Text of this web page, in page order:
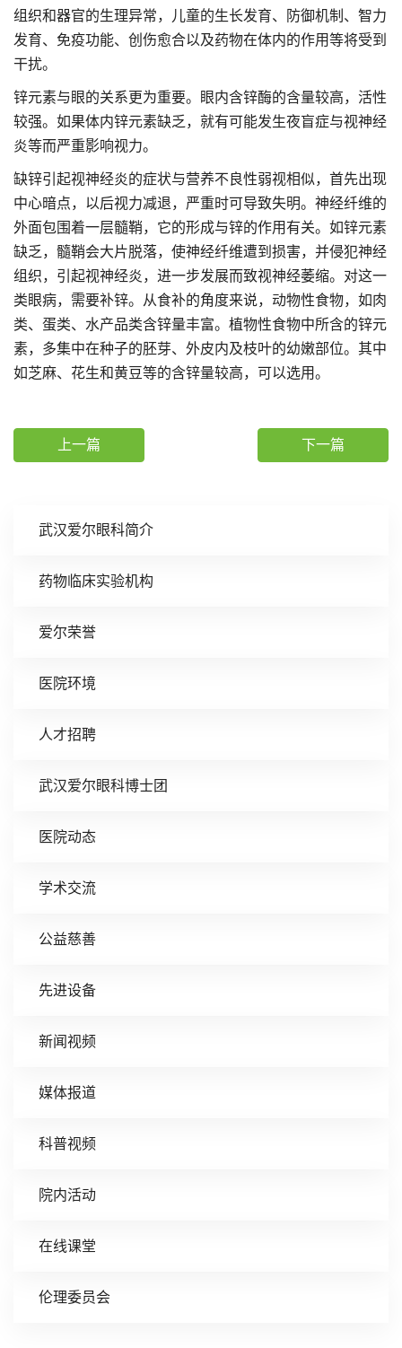
武汉爱尔眼科简介
药物临床实验机构
爱尔荣誉
医院环境
人才招聘
武汉爱尔眼科博士团
医院动态
学术交流
公益慈善
先进设备
新闻视频
媒体报道
科普视频
院内活动
在线课堂
伦理委员会
组织和器官的生理异常，儿童的生长发育、防御机制、智力
发育、免疫功能、创伤愈合以及药物在体内的作用等将受到
干扰。
锌元素与眼的关系更为重要。眼内含锌酶的含量较高，活性
较强。如果体内锌元素缺乏，就有可能发生夜盲症与视神经
炎等而严重影响视力。
缺锌引起视神经炎的症状与营养不良性弱视相似，首先出现
中心暗点，以后视力减退，严重时可导致失明。神经纤维的
外面包围着一层髓鞘，它的形成与锌的作用有关。如锌元素
缺乏，髓鞘会大片脱落，使神经纤维遭到损害，并侵犯神经
组织，引起视神经炎，进一步发展而致视神经萎缩。对这一
类眼病，需要补锌。从食补的角度来说，动物性食物，如肉
类、蛋类、水产品类含锌量丰富。植物性食物中所含的锌元
素，多集中在种子的胚芽、外皮内及枝叶的幼嫩部位。其中
如芝麻、花生和黄豆等的含锌量较高，可以选用。
上一篇 下一篇